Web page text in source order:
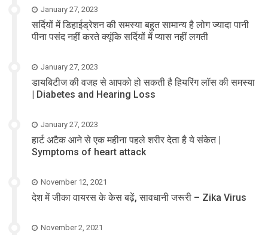
January 27, 2023
सर्दियों में डिहाईड्रेशन की समस्या बहुत सामान्य है लोग ज्यादा पानी
पीना पसंद नहीं करते क्यूंकि सर्दियों में प्यास नहीं लगती
January 27, 2023
डायबिटीज की वजह से आपको हो सकती है हियरिंग लॉस की समस्या
| Diabetes and Hearing Loss
January 27, 2023
हार्ट अटैक आने से एक महीना पहले शरीर देता है ये संकेत |
Symptoms of heart attack
November 12, 2021
देश में जीका वायरस के केस बढ़ें, सावधानी जरूरी – Zika Virus
November 2, 2021